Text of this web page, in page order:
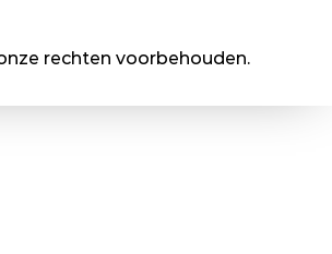
rechten voorbehouden.